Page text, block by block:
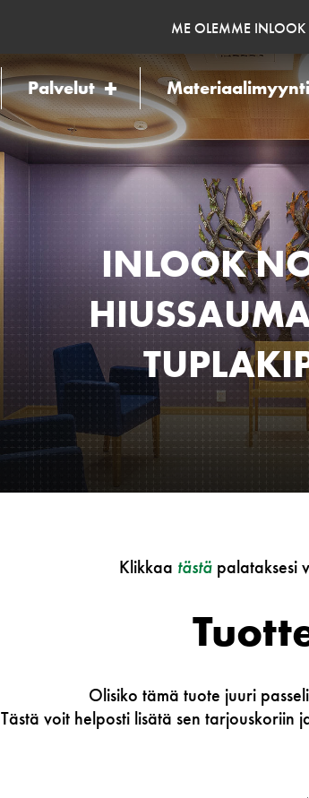
ME OLEMME INLOOK
Palvelut Materiaalimyynti
INLOOK
Klikkaa tästäpalataksesi
Olisiko tämä tuote juuri
Tästä voit helposti lisätä sen tarjouskoriin